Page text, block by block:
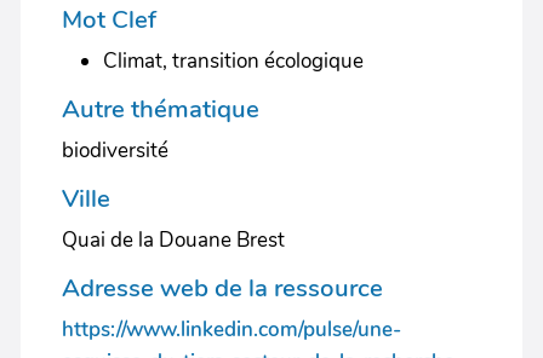
Mot Clef
Climat, transition écologique
Autre thématique
biodiversité
Ville
Quai de la Douane Brest
Adresse web de la ressource
https://www.linkedin.com/pulse/une-